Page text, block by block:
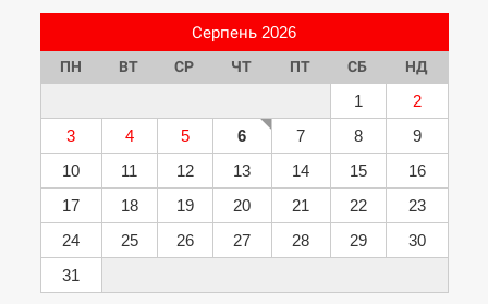
Серпень 2026
ПН ВТ СР ЧТ ПТ СБ НД
1
2
3
4 5 6 7 8
9
10
11 12 13 14 15
16
17
18 19 20 21 22
23
24
25 26 27 28 29
30
31